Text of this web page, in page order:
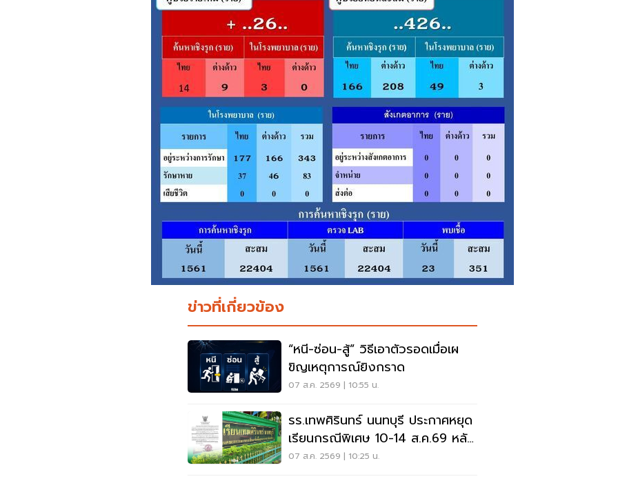
ข่าวที่เกี่ยวข้อง
“หนี-ซ่อน-สู้” วิธีเอาตัวรอดเมื่อเผ
ขิญเหตุการณ์ยิงกราด
07 ส.ค. 2569 | 10:55 น.
รร.เทพศิรินทร์ นนทบุรี ประกาศหยุด
เรียนกรณีพิเศษ 10-14 ส.ค.69 หลัง
เหตุกราดยิง
07 ส.ค. 2569 | 10:25 น.